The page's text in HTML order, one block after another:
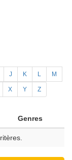
J K L M
X Y Z
Genres